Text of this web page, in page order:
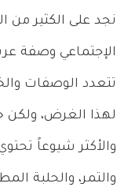
نجد على الكثير من
الإجتماعي وصفة
تتعدد الوصفات
لهذا الغرض،
والأكثر شيوعاً
والتمر، والحلبة